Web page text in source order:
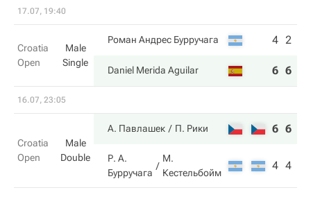
17.07, 19:40
Croatia
Open
Male
Single
Роман Андрес Бурручага 4 2
Daniel Merida Aguilar 6 6
16.07, 23:05
Croatia
Open
Male
Double
А. Павлашек П. Рики 6 6
Р. А.
Бурручага
М.
Кестельбойм
4 4